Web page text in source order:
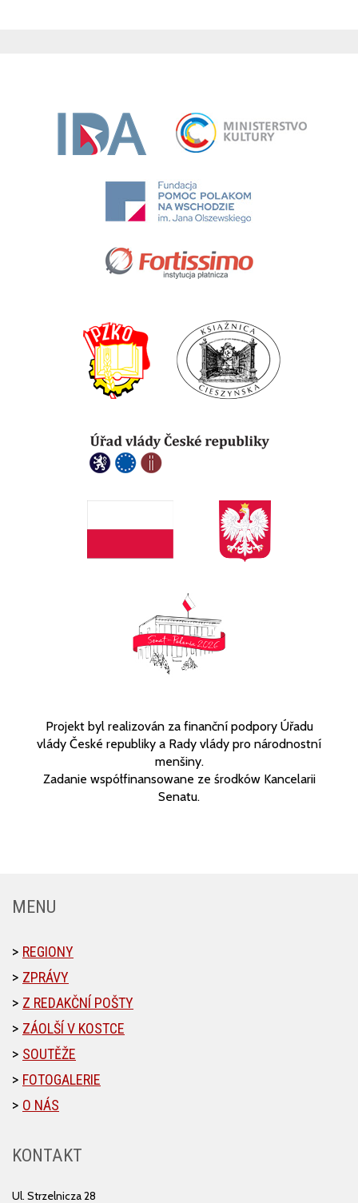
Projekt byl realizován za finanční podpory Úřadu
vlády České republiky a Rady vlády pro národnostní
menšiny.
Zadanie współfinansowane ze środków Kancelarii
Senatu.
MENU
REGIONY
ZPRÁVY
Z REDAKČNÍ POŠTY
ZÁOLŠÍ V KOSTCE
SOUTĚŽE
FOTOGALERIE
O NÁS
KONTAKT
Ul. Strzelnicza 28